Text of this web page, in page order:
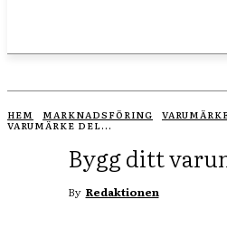
HEM MARKNADSFÖRING
VARUMÄRKE DEL...
Bygg ditt
By Redaktionen